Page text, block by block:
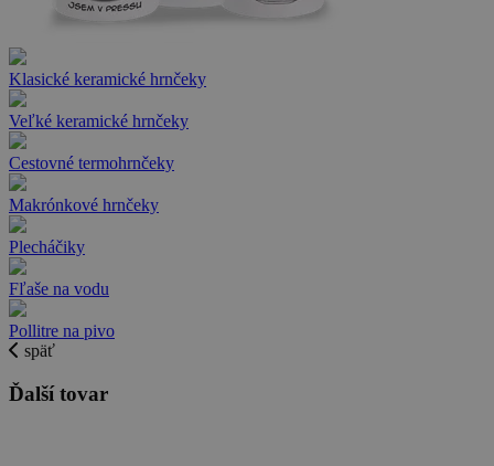
Klasické keramické hrnčeky
Veľké keramické hrnčeky
Cestovné termohrnčeky
Makrónkové hrnčeky
Plecháčiky
Fľaše na vodu
Pollitre na pivo
späť
Ďalší tovar